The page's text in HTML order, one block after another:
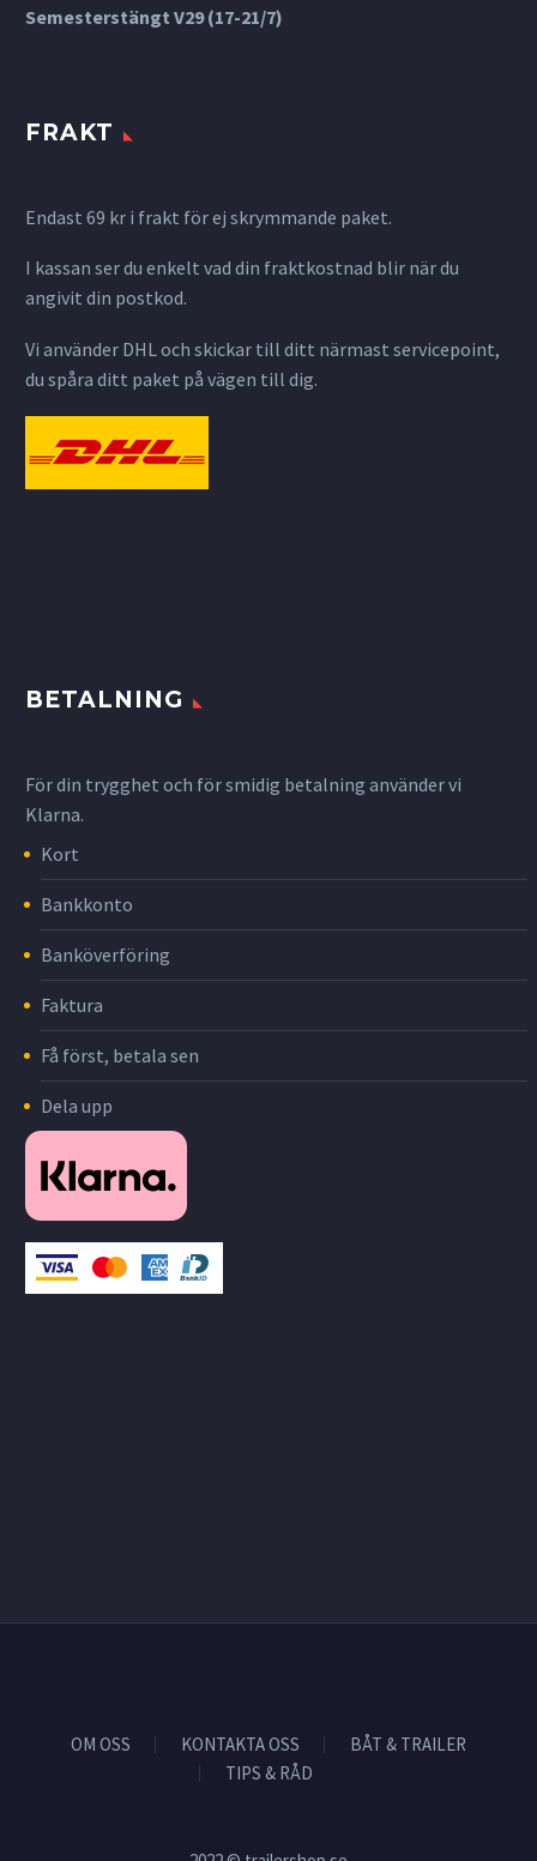
Semesterstängt V29 (17-21/7)
FRAKT
Endast 69 kr i frakt för ej skrymmande paket.
I kassan ser du enkelt vad din fraktkostnad blir när du
angivit din postkod.
Vi använder DHL och skickar till ditt närmast servicepoint,
du spåra ditt paket på vägen till dig.
BETALNING
För din trygghet och för smidig betalning använder vi
Klarna.
Kort
Bankkonto
Banköverföring
Faktura
Få först, betala sen
Dela upp
OM OSS KONTAKTA OSS
BÅT & TRAILER
TIPS & RÅD